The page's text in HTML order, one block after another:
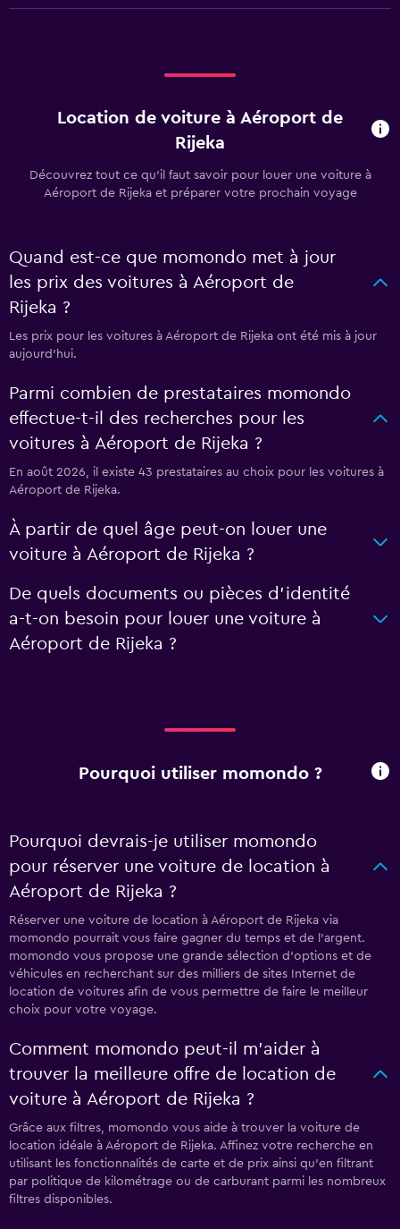
Location de voiture à Aéroport de
Rijeka
Découvrez tout ce qu’il faut savoir pour louer une voiture à
Aéroport de Rijeka et préparer votre prochain voyage
Quand est-ce que momondo met à jour
les prix des voitures à Aéroport de
Rijeka ?
Les prix pour les voitures à Aéroport de Rijeka ont été mis à jour
aujourd'hui.
Parmi combien de prestataires momondo
effectue-t-il des recherches pour les
voitures à Aéroport de Rijeka ?
En août 2026, il existe 43 prestataires au choix pour les voitures à
Aéroport de Rijeka.
À partir de quel âge peut-on louer une
voiture à Aéroport de Rijeka ?
De quels documents ou pièces d'identité
a-t-on besoin pour louer une voiture à
Aéroport de Rijeka ?
Pourquoi utiliser momondo ?
Pourquoi devrais-je utiliser momondo
pour réserver une voiture de location à
Aéroport de Rijeka ?
Réserver une voiture de location à Aéroport de Rijeka via
momondo pourrait vous faire gagner du temps et de l'argent.
momondo vous propose une grande sélection d'options et de
véhicules en recherchant sur des milliers de sites Internet de
location de voitures afin de vous permettre de faire le meilleur
choix pour votre voyage.
Comment momondo peut-il m’aider à
trouver la meilleure offre de location de
voiture à Aéroport de Rijeka ?
Grâce aux filtres, momondo vous aide à trouver la voiture de
location idéale à Aéroport de Rijeka. Affinez votre recherche en
utilisant les fonctionnalités de carte et de prix ainsi qu'en filtrant
par politique de kilométrage ou de carburant parmi les nombreux
filtres disponibles.